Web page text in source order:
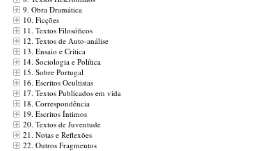
9. Obra Dramática
10. Ficções
11. Textos Filosóficos
12. Textos de Auto-análise
13. Ensaio e Crítica
14. Sociologia e Política
15. Sobre Portugal
16. Escritos Ocultistas
17. Textos Publicados em vida
18. Correspondência
19. Escritos Íntimos
20. Textos de Juventude
21. Notas e Reflexões
22. Outros Fragmentos